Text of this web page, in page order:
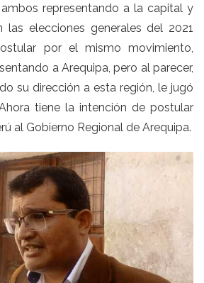
representando a la capital y
las elecciones generales del 2021
por el mismo movimiento,
a Arequipa, pero al parecer,
su dirección a esta región, le jugó
tiene la intención de postular
al Gobierno Regional de Arequipa.